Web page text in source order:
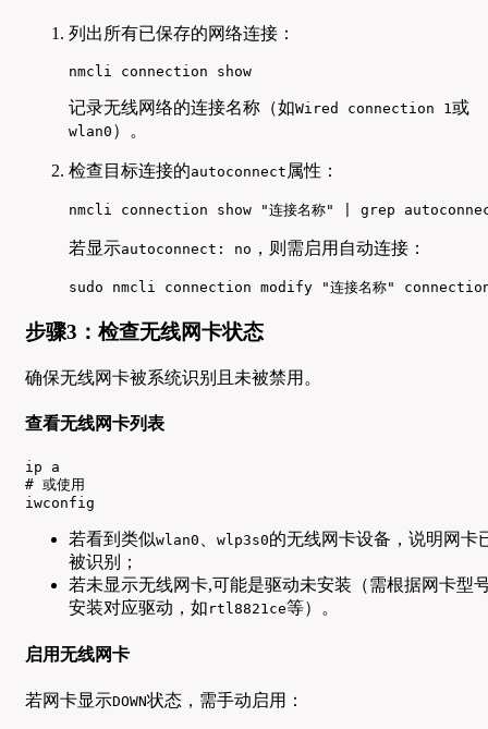
列出所有已保存的网络连接：
nmcli connection show
记录无线网络的连接名称（如Wired connection 1或
wlan0 ）。
检查目标连接的autoconnect 属性：
nmcli connection show "连接名称" | grep
若显示autoconnect: no ，则需启用自动连接：
sudo nmcli connection modify "连接名称"
步骤3：检查无线网卡状态
确保无线网卡被系统识别且未被禁用。
查看无线网卡列表
ip a
# 或使用
iwconfig
若看到类似wlan0 wlp3s0的无线网卡设备，说明网卡
被识别；
若未显示无线网卡,可能是驱动未安装（需根据网卡型
安装对应驱动，如 rtl8821ce等）。
启用无线网卡
若网卡显示DOWN状态，需手动启用：